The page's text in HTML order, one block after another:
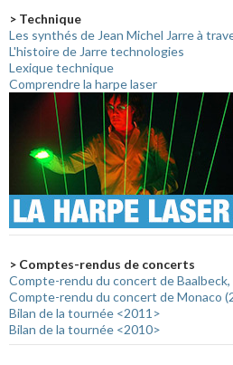
> Technique
Les synthés de Jean Michel Jarre à
L'histoire de Jarre technologies
Lexique technique
Comprendre la harpe laser
> Comptes-rendus de concerts
Compte-rendu du concert de Baalbeck,
Compte-rendu du concert de Monaco
Bilan de la tournée <2011>
Bilan de la tournée <2010>